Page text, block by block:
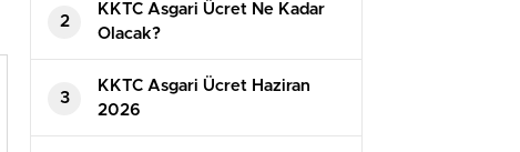
2
KKTC Asgari Ücret Ne Kadar
Olacak?
3
⁠KKTC Asgari Ücret Haziran
2026